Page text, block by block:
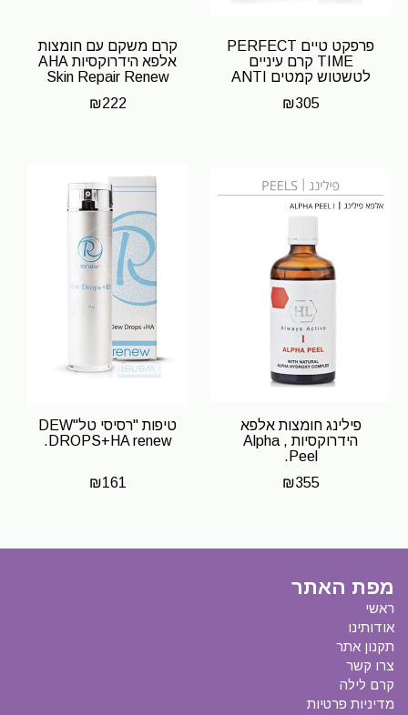
פרפקט טיים PERFECT
TIME קרם עיניים
לטשטוש קמטים ANTI
CREAM.
₪305
קרם משקם עם חומצות
אלפא הידרוקסיות AHA
Skin Repair Renew
₪222
פילינג חומצות אלפא
הידרוקסיות , Alpha
Peel.
₪355
טיפות "רסיסי טל"DEW
DROPS+HA renew.
₪161
מפת האתר
ראשי
אודותינו
תקנון אתר
צרו קשר
קרם לילה
מדיניות פרטיות